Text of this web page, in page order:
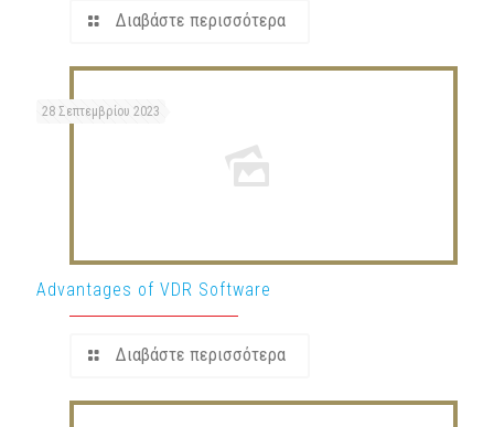
Διαβάστε περισσότερα
28 Σεπτεμβρίου 2023
Advantages of VDR Software
Διαβάστε περισσότερα